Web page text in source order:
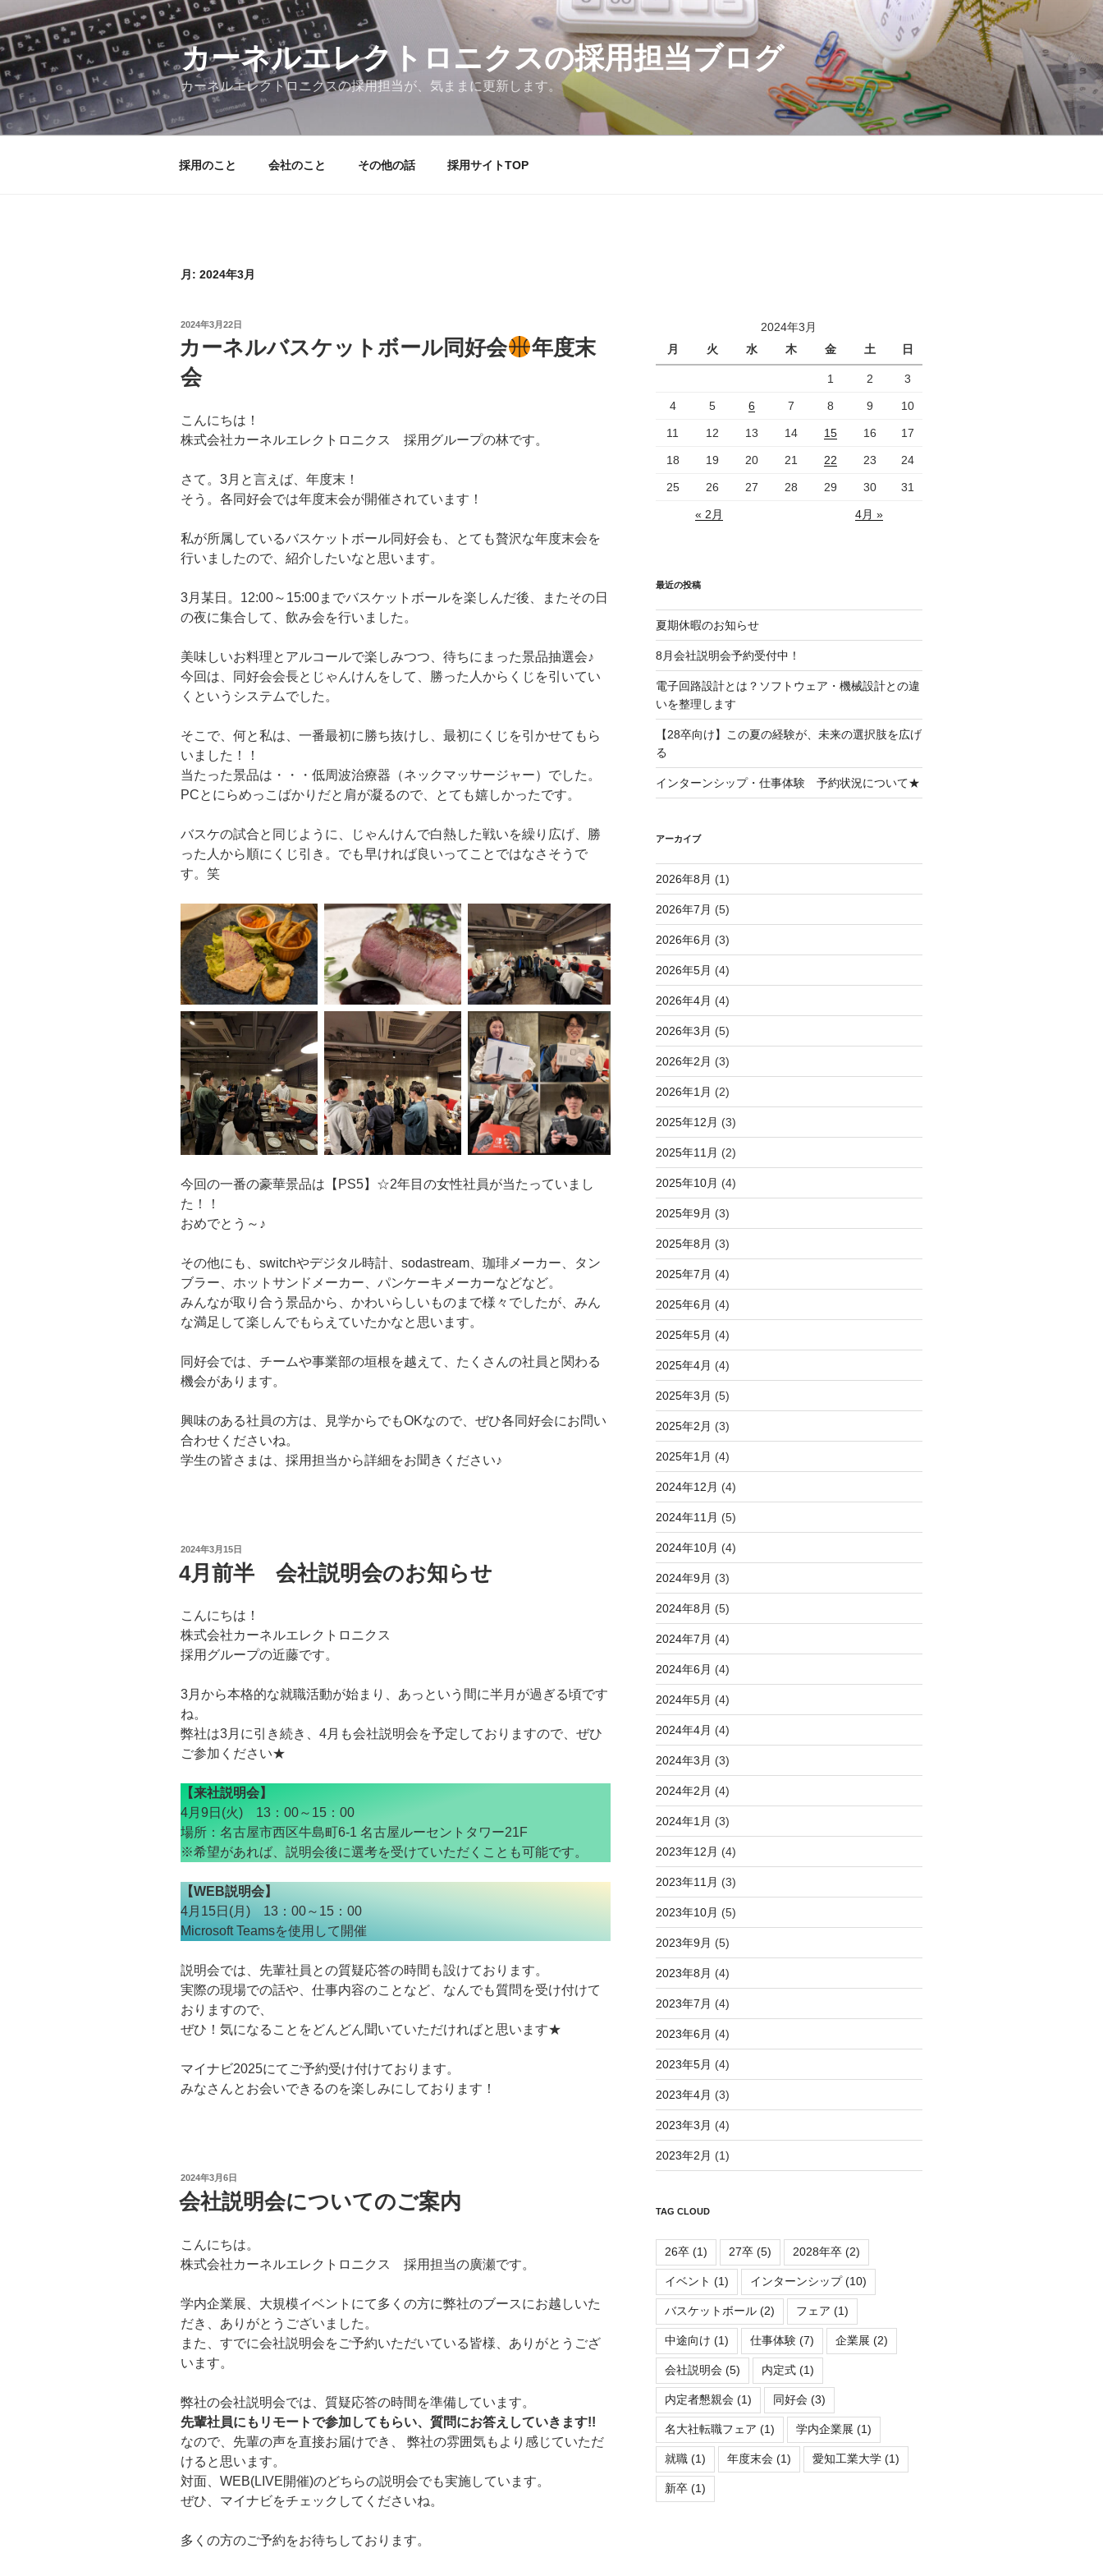
テ
ン
ツ
へ
ス
カーネルエレクトロニクスの採用担当ブログ
カーネルエレクトロニクスの採用担当が、気ままに更新します。
採用のこと 会社のこと その他の話 採用サイトTOP
月: 2024年3月
投
稿
日:
2024年3月22日
カーネルバスケットボール同好会
年度末
会
こんにちは！
株式会社カーネルエレクトロニクス 採用グループの林です。
さて。3月と言えば、年度末！
そう。各同好会では年度末会が開催されています！
私が所属しているバスケットボール同好会も、とても贅沢な年度末会を
行いましたので、紹介したいなと思います。
3月某日。12:00～15:00までバスケットボールを楽しんだ後、またその日
の夜に集合して、飲み会を行いました。
美味しいお料理とアルコールで楽しみつつ、待ちにまった景品抽選会♪
今回は、同好会会長とじゃんけんをして、勝った人からくじを引いてい
くというシステムでした。
そこで、何と私は、一番最初に勝ち抜けし、最初にくじを引かせてもら
いました！！
当たった景品は・・・低周波治療器（ネックマッサージャー）でした。
PCとにらめっこばかりだと肩が凝るので、とても嬉しかったです。
バスケの試合と同じように、じゃんけんで白熱した戦いを繰り広げ、勝
った人から順にくじ引き。でも早ければ良いってことではなさそうで
す。笑
今回の一番の豪華景品は【PS5】☆2年目の女性社員が当たっていまし
た！！
おめでとう～♪
その他にも、switchやデジタル時計、sodastream、珈琲メーカー、タン
ブラー、ホットサンドメーカー、パンケーキメーカーなどなど。
みんなが取り合う景品から、かわいらしいものまで様々でしたが、みん
な満足して楽しんでもらえていたかなと思います。
同好会では、チームや事業部の垣根を越えて、たくさんの社員と関わる
機会があります。
興味のある社員の方は、見学からでもOKなので、ぜひ各同好会にお問い
合わせくださいね。
学生の皆さまは、採用担当から詳細をお聞きください♪
投
日:
2024年3月15日
4月前半 会社説明会のお知らせ
こんにちは！
株式会社カーネルエレクトロニクス
採用グループの近藤です。
3月から本格的な就職活動が始まり、あっという間に半月が過ぎる頃です
ね。
弊社は3月に引き続き、4月も会社説明会を予定しておりますので、ぜひ
ご参加ください★
【来社説明会】
4月9日(火) 13：00～15：00
場所：名古屋市西区牛島町6-1 名古屋ルーセントタワー21F
※希望があれば、説明会後に選考を受けていただくことも可能です。
【WEB説明会】
4月15日(月) 13：00～15：00
Microsoft Teamsを使用して開催
説明会では、先輩社員との質疑応答の時間も設けております。
実際の現場での話や、仕事内容のことなど、なんでも質問を受け付けて
おりますので、
ぜひ！気になることをどんどん聞いていただければと思います★
マイナビ2025にてご予約受け付けております。
みなさんとお会いできるのを楽しみにしております！
投
稿
日:
2024年3月6日
会社説明会についてのご案内
こんにちは。
株式会社カーネルエレクトロニクス 採用担当の廣瀬です。
学内企業展、大規模イベントにて多くの方に弊社のブースにお越しいた
だき、ありがとうございました。
また、すでに会社説明会をご予約いただいている皆様、ありがとうござ
います。
弊社の会社説明会では、質疑応答の時間を準備しています。
先輩社員にもリモートで参加してもらい、質問にお答えしていきます!!
なので、先輩の声を直接お届けでき、 弊社の雰囲気もより感じていただ
けると思います。
対面、WEB(LIVE開催)のどちらの説明会でも実施しています。
ぜひ、マイナビをチェックしてくださいね。
多くの方のご予約をお待ちしております。
2024年3月
月
火 水 木 金 土 日
1 2 3
4 5 6 7 8 9 10
11 12 13 14 15 16 17
18 19 20 21 22 23 24
25 26 27 28 29 30 31
« 2月 4月 »
最近の投稿
夏期休暇のお知らせ
8月会社説明会予約受付中！
電子回路設計とは？ソフトウェア・機械設計との違
いを整理します
【28卒向け】この夏の経験が、未来の選択肢を広げ
る
インターンシップ・仕事体験 予約状況について★
アーカイブ
2026年8月 (1)
2026年7月 (5)
2026年6月 (3)
2026年5月 (4)
2026年4月 (4)
2026年3月 (5)
2026年2月 (3)
2026年1月 (2)
2025年12月 (3)
2025年11月 (2)
2025年10月 (4)
2025年9月 (3)
2025年8月 (3)
2025年7月 (4)
2025年6月 (4)
2025年5月 (4)
2025年4月 (4)
2025年3月 (5)
2025年2月 (3)
2025年1月 (4)
2024年12月 (4)
2024年11月 (5)
2024年10月 (4)
2024年9月 (3)
2024年8月 (5)
2024年7月 (4)
2024年6月 (4)
2024年5月 (4)
2024年4月 (4)
2024年3月 (3)
2024年2月 (4)
2024年1月 (3)
2023年12月 (4)
2023年11月 (3)
2023年10月 (5)
2023年9月 (5)
2023年8月 (4)
2023年7月 (4)
2023年6月 (4)
2023年5月 (4)
2023年4月 (3)
2023年3月 (4)
2023年2月 (1)
TAG CLOUD
26卒(1) 27卒(5) 2028年卒(2)
イベント (1) インターンシップ(10)
バスケットボール(2) フェア (1)
中途向け (1) 仕事体験(7) 企業展 (2)
会社説明会(5) 内定式(1)
内定者懇親会(1) 同好会(3)
名大社転職フェア (1) 学内企業展 (1)
就職(1) 年度末会(1) 愛知工業大学(1)
新卒(1)